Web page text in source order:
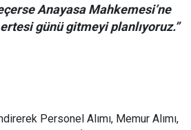
Anayasa Mahkemesi’ne
ertesi günü gitmeyi planlıyoruz.”
Personel Alımı, Memur Alımı,